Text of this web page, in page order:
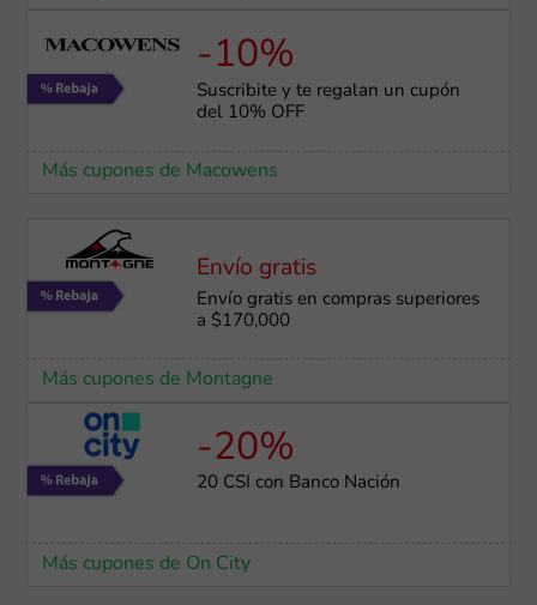
-10%
Suscribite y te regalan un cupón
del 10% OFF
Más cupones de Macowens
Envío gratis
Envío gratis en compras superiores
a $170,000
Más cupones de Montagne
-20%
20 CSI con Banco Nación
Más cupones de On City